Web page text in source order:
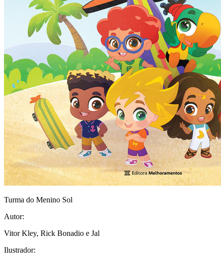
Turma do Menino Sol
Autor:
Vitor Kley, Rick Bonadio e Jal
Ilustrador: